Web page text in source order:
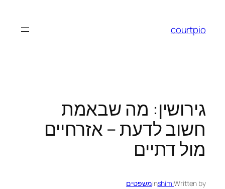
courtpio
גירושין: מה שבאמת
חשוב לדעת – אזרחיים
מול דתיים
Written by
shimi
inמשפטים